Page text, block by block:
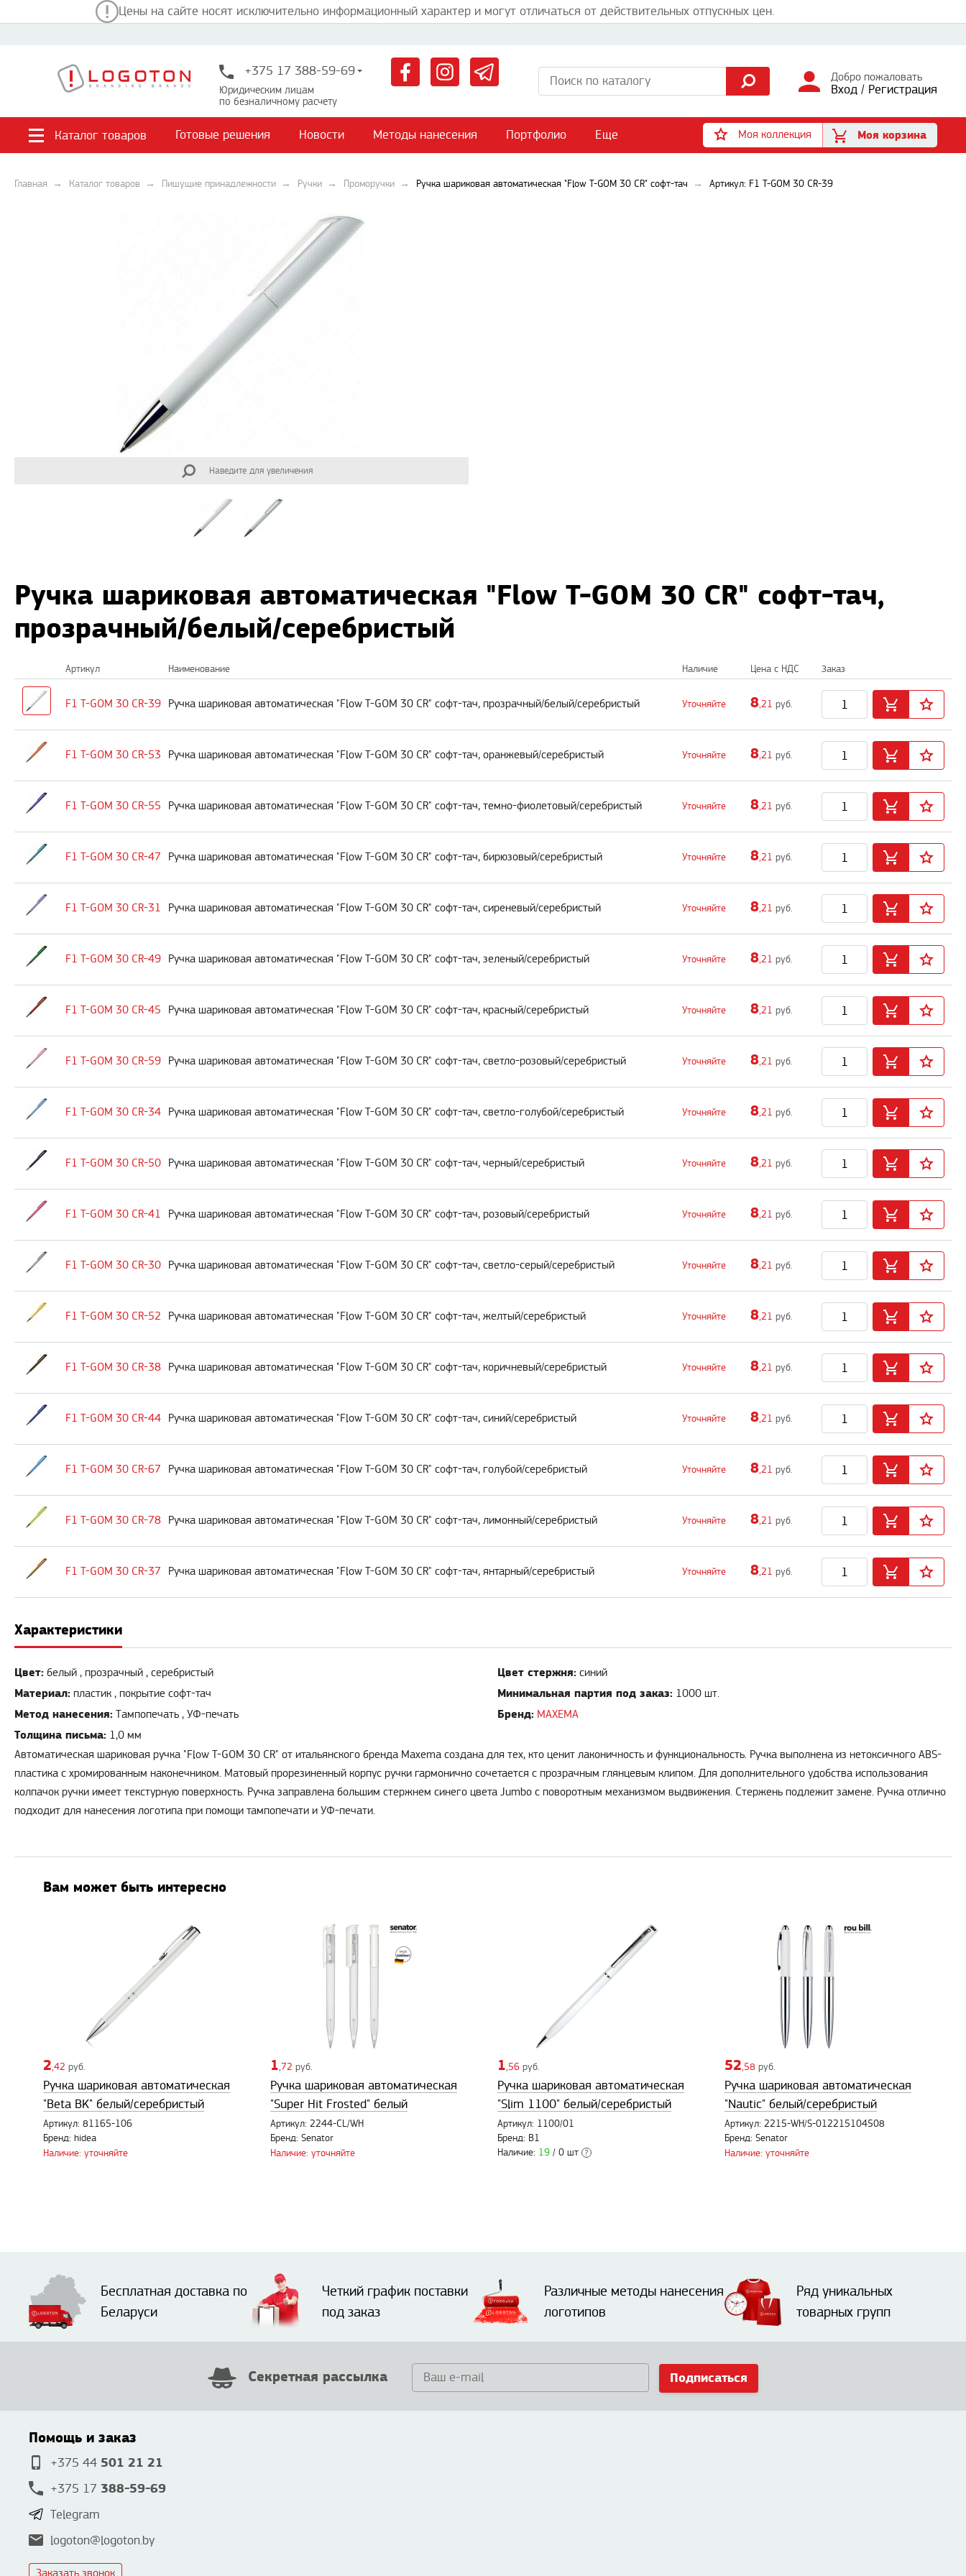
Цены на сайте носят исключительно информационный характер и могут отличаться от действительных отпускных цен.
+375 17 388-59-69
Юридическим лицам
по безналичному расчету
Добро пожаловать
Вход / Регистрация
Каталог товаров Готовые решения Новости Методы нанесения Портфолио Еще Моя коллекция Моя корзина
Главная Каталог товаров Пишущие принадлежности Ручки Проморучки Ручка шариковая автоматическая "Flow T-GOM 30 CR" софт-тач Артикул: F1 T-GOM 30 CR-39
Наведите для увеличения
Ручка шариковая автоматическая "Flow T-GOM 30 CR" софт-тач,
прозрачный/белый/серебристый
Артикул Наименование Наличие Цена с НДС Заказ
F1 T-GOM 30 CR-39 Ручка шариковая автоматическая "Flow T-GOM 30 CR" софт-тач, прозрачный/белый/серебристый Уточняйте 8,21 руб.
F1 T-GOM 30 CR-53 Ручка шариковая автоматическая "Flow T-GOM 30 CR" софт-тач, оранжевый/серебристый Уточняйте 8,21 руб.
F1 T-GOM 30 CR-55 Ручка шариковая автоматическая "Flow T-GOM 30 CR" софт-тач, темно-фиолетовый/серебристый Уточняйте 8,21 руб.
F1 T-GOM 30 CR-47 Ручка шариковая автоматическая "Flow T-GOM 30 CR" софт-тач, бирюзовый/серебристый Уточняйте 8,21 руб.
F1 T-GOM 30 CR-31 Ручка шариковая автоматическая "Flow T-GOM 30 CR" софт-тач, сиреневый/серебристый Уточняйте 8,21 руб.
F1 T-GOM 30 CR-49 Ручка шариковая автоматическая "Flow T-GOM 30 CR" софт-тач, зеленый/серебристый Уточняйте 8,21 руб.
F1 T-GOM 30 CR-45 Ручка шариковая автоматическая "Flow T-GOM 30 CR" софт-тач, красный/серебристый Уточняйте 8,21 руб.
F1 T-GOM 30 CR-59 Ручка шариковая автоматическая "Flow T-GOM 30 CR" софт-тач, светло-розовый/серебристый Уточняйте 8,21 руб.
F1 T-GOM 30 CR-34 Ручка шариковая автоматическая "Flow T-GOM 30 CR" софт-тач, светло-голубой/серебристый Уточняйте 8,21 руб.
F1 T-GOM 30 CR-50 Ручка шариковая автоматическая "Flow T-GOM 30 CR" софт-тач, черный/серебристый Уточняйте 8,21 руб.
F1 T-GOM 30 CR-41 Ручка шариковая автоматическая "Flow T-GOM 30 CR" софт-тач, розовый/серебристый Уточняйте 8,21 руб.
F1 T-GOM 30 CR-30 Ручка шариковая автоматическая "Flow T-GOM 30 CR" софт-тач, светло-серый/серебристый Уточняйте 8,21 руб.
F1 T-GOM 30 CR-52 Ручка шариковая автоматическая "Flow T-GOM 30 CR" софт-тач, желтый/серебристый Уточняйте 8,21 руб.
F1 T-GOM 30 CR-38 Ручка шариковая автоматическая "Flow T-GOM 30 CR" софт-тач, коричневый/серебристый Уточняйте 8,21 руб.
F1 T-GOM 30 CR-44 Ручка шариковая автоматическая "Flow T-GOM 30 CR" софт-тач, синий/серебристый Уточняйте 8,21 руб.
F1 T-GOM 30 CR-67 Ручка шариковая автоматическая "Flow T-GOM 30 CR" софт-тач, голубой/серебристый Уточняйте 8,21 руб.
F1 T-GOM 30 CR-78 Ручка шариковая автоматическая "Flow T-GOM 30 CR" софт-тач, лимонный/серебристый Уточняйте 8,21 руб.
F1 T-GOM 30 CR-37 Ручка шариковая автоматическая "Flow T-GOM 30 CR" софт-тач, янтарный/серебристый Уточняйте 8,21 руб.
Характеристики
Цвет: белый , прозрачный , серебристый
Материал: пластик , покрытие софт-тач
Метод нанесения: Тампопечать , УФ-печать
Толщина письма: 1,0 мм
Цвет стержня: синий
Минимальная партия под заказ: 1000 шт.
Бренд: MAXEMA
Автоматическая шариковая ручка "Flow T-GOM 30 CR" от итальянского бренда Maxema создана для тех, кто ценит лаконичность и функциональность. Ручка выполнена из нетоксичного ABS-
пластика с хромированным наконечником. Матовый прорезиненный корпус ручки гармонично сочетается с прозрачным глянцевым клипом. Для дополнительного удобства использования
колпачок ручки имеет текстурную поверхность. Ручка заправлена большим стержнем синего цвета Jumbo с поворотным механизмом выдвижения. Стержень подлежит замене. Ручка отлично
подходит для нанесения логотипа при помощи тампопечати и УФ-печати.
Вам может быть интересно
2,42 руб.
Ручка шариковая автоматическая
"Beta BK" белый/серебристый
Артикул: 81165-106
Бренд: hidea
Наличие: уточняйте
1,72 руб.
Ручка шариковая автоматическая
"Super Hit Frosted" белый
Артикул: 2244-CL/WH
Бренд: Senator
Наличие: уточняйте
1,56 руб.
Ручка шариковая автоматическая
"Slim 1100" белый/серебристый
Артикул: 1100/01
Бренд: B1
Наличие: 19 / 0 шт ?
52,58 руб.
Ручка шариковая автоматическая
"Nautic" белый/серебристый
Артикул: 2215-WH/S-012215104508
Бренд: Senator
Наличие: уточняйте
Бесплатная доставка по
Беларуси
Четкий график поставки
под заказ
Различные методы нанесения
логотипов
Ряд уникальных
товарных групп
Секретная рассылка Подписаться
Помощь и заказ
+375 44 501 21 21
+375 17 388-59-69
Telegram
logoton@logoton.by